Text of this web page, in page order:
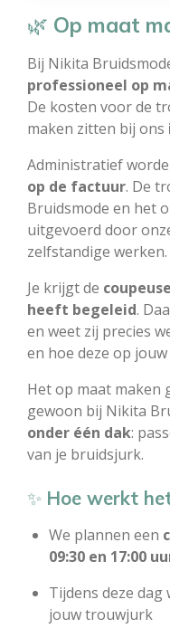
🌿 Op maat
Bij Nikita
professioneel op
De kosten voor de
maken zitten bij ons
Administratief
op de factuur. De
Bruidsmode en het
uitgevoerd door
zelfstandige werken.
Je krijgt de
heeft begeleid.
en weet zij precies
en hoe deze op
Het op maat maken
gewoon bij Nikita
onder één dak:
van je bruidsjurk.
✨ Hoe werkt
We plannen een
09:30 en 17:00
Tijdens deze
jouw trouwjurk